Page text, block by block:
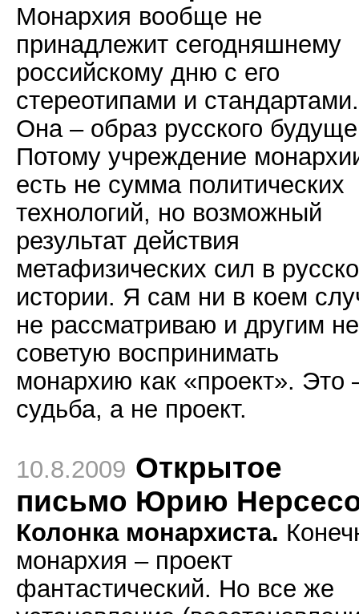
Монархия вообще не
принадлежит сегодняшнему
российскому дню с его
стереотипами и стандартами.
Она – образ русского
Потому учреждение
есть не сумма политических
технологий, но возможный
результат действия
метафизических сил в
истории. Я сам ни в коем
не рассматриваю и другим не
советую воспринимать
монархию как «проект». Это
судьба, а не проект.
10.8.2009 Открытое
письмо Юрию
Колонка монархиста.
монархия – проект
фантастический. Но все же